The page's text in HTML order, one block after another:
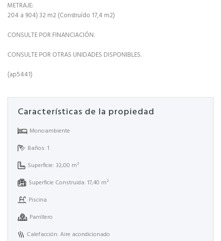
METRAJE:
204 a 904) 32 m2 (Construído 17,4 m2)
CONSULTE POR FINANCIACIÓN.
CONSULTE POR OTRAS UNIDADES DISPONIBLES.
(ap5441)
Características de la propiedad
Monoambiente
Baños: 1
Superficie: 32,00 m²
Superficie Construida: 17,40 m²
Piscina
Parrillero
Calefacción: Aire acondicionado